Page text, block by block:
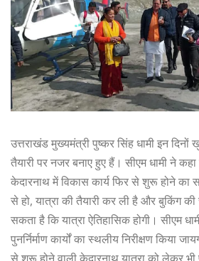
उत्तराखंड मुख्यमंत्री पुष्कर सिंह धामी इन दिनों
तैयारी पर नजर बनाए हुए हैं। सीएम धामी ने
केदारनाथ में विकास कार्य फिर से शुरू होने
से हो, यात्रा की तैयारी कर ली है और बुकिंग
सकता है कि यात्रा ऐतिहासिक होगी। सीएम
पुनर्निर्माण कार्यों का स्थलीय निरीक्षण किया